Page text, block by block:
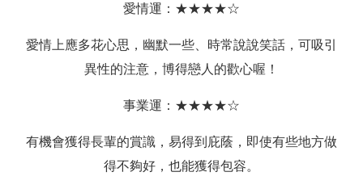
愛情運：★★★★☆
愛情上應多花心思，幽默一些、時常說說笑話，可吸引
異性的注意，博得戀人的歡心喔！
事業運：★★★★☆
有機會獲得長輩的賞識，易得到庇蔭，即使有些地方做
得不夠好，也能獲得包容。